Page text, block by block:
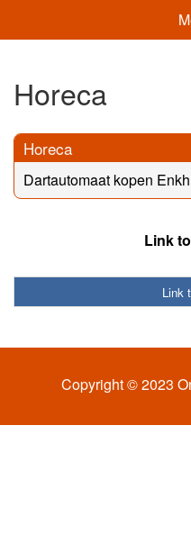
Horeca
Horeca
Dartautomaat kopen
Link
Link
Copyright © 2023